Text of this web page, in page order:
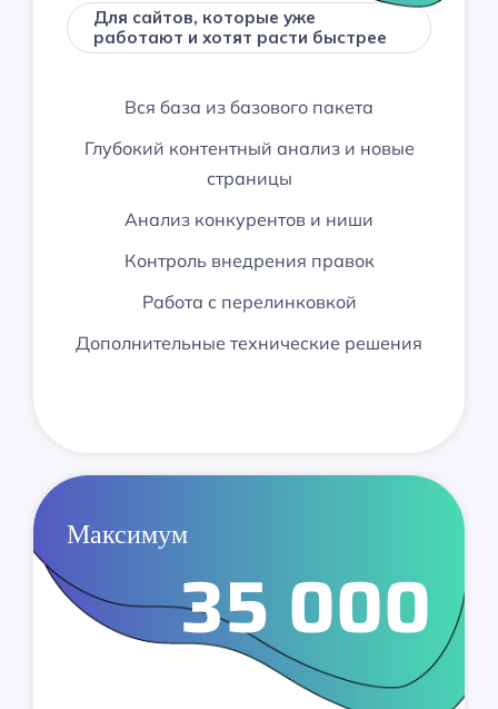
Для сайтов, которые уже
работают и хотят расти быстрее
Вся база из базового пакета
Глубокий контентный анализ и новые
страницы
Анализ конкурентов и ниши
Контроль внедрения правок
Работа с перелинковкой
Дополнительные технические решения
Максимум
35 000